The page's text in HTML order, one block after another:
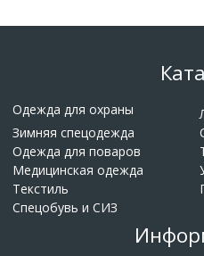
Одежда для охраны
Зимняя спецодежда
Одежда для поваров
Медицинская одежда
Текстиль
Спецобувь и СИЗ